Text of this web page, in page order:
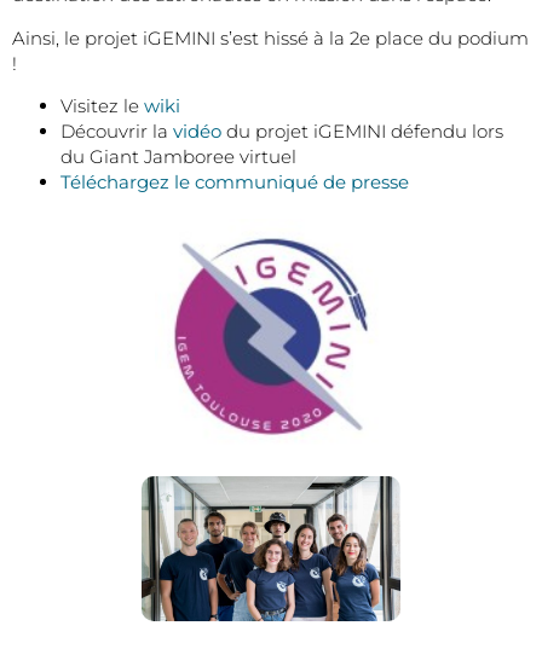
Ainsi, le projet iGEMINI s’est hissé à la 2e place du podium
!
Visitez le wiki
Découvrir la vidéo du projet iGEMINI défendu lors
du Giant Jamboree virtuel
Téléchargez le communiqué de presse